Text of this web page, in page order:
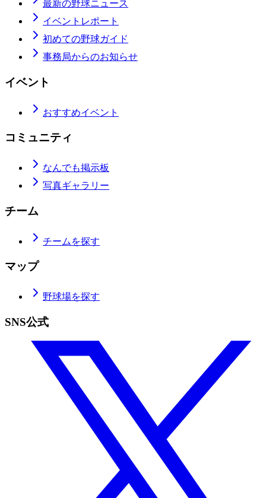
最新の野球ニュース
イベントレポート
初めての野球ガイド
事務局からのお知らせ
イベント
おすすめイベント
コミュニティ
なんでも掲示板
写真ギャラリー
チーム
チームを探す
マップ
野球場を探す
SNS公式